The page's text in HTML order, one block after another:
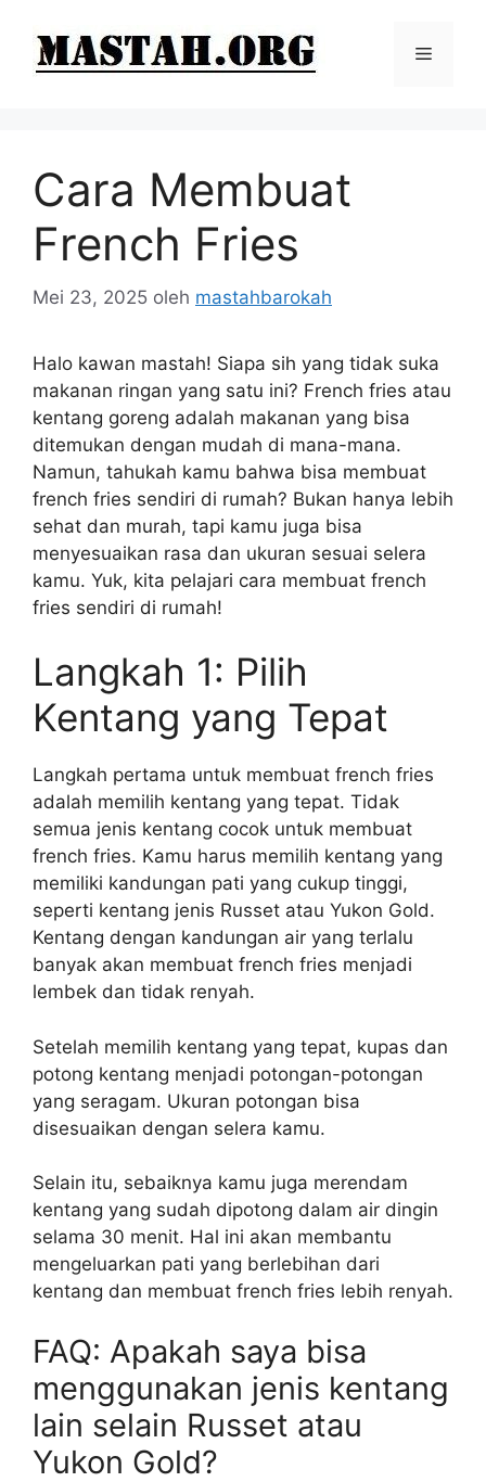
Menu
Cara Membuat
French Fries
Mei 23, 2025 oleh mastahbarokah
Halo kawan mastah! Siapa sih yang tidak suka
makanan ringan yang satu ini? French fries atau
kentang goreng adalah makanan yang bisa
ditemukan dengan mudah di mana-mana.
Namun, tahukah kamu bahwa bisa membuat
french fries sendiri di rumah? Bukan hanya lebih
sehat dan murah, tapi kamu juga bisa
menyesuaikan rasa dan ukuran sesuai selera
kamu. Yuk, kita pelajari cara membuat french
fries sendiri di rumah!
Langkah 1: Pilih
Kentang yang Tepat
Langkah pertama untuk membuat french fries
adalah memilih kentang yang tepat. Tidak
semua jenis kentang cocok untuk membuat
french fries. Kamu harus memilih kentang yang
memiliki kandungan pati yang cukup tinggi,
seperti kentang jenis Russet atau Yukon Gold.
Kentang dengan kandungan air yang terlalu
banyak akan membuat french fries menjadi
lembek dan tidak renyah.
Setelah memilih kentang yang tepat, kupas dan
potong kentang menjadi potongan-potongan
yang seragam. Ukuran potongan bisa
disesuaikan dengan selera kamu.
Selain itu, sebaiknya kamu juga merendam
kentang yang sudah dipotong dalam air dingin
selama 30 menit. Hal ini akan membantu
mengeluarkan pati yang berlebihan dari
kentang dan membuat french fries lebih renyah.
FAQ: Apakah saya bisa
menggunakan jenis kentang
lain selain Russet atau
Yukon Gold?